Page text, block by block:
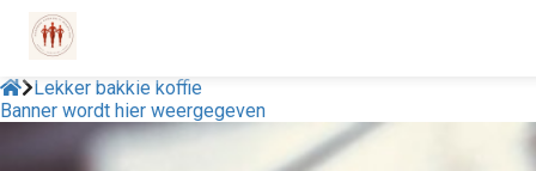
Lekker bakkie koffie
Banner wordt hier weergegeven